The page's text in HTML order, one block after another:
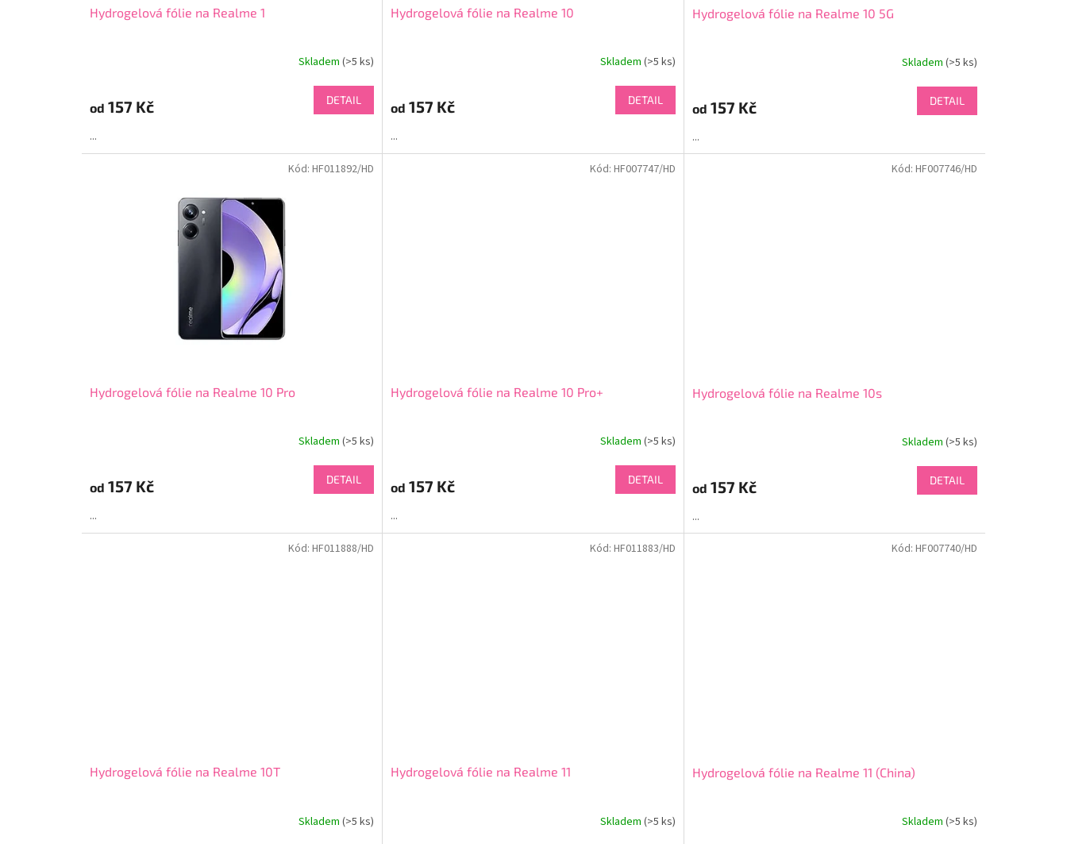
Hydrogelová fólie na Realme 1
Skladem(>5 ks)
od 157 Kč DETAIL
...
Hydrogelová fólie na Realme 10
Skladem (>5 ks)
od 157 Kč DETAIL
...
Hydrogelová fólie na Realme 10 5G
Skladem (>5 ks)
od 157 Kč DETAIL
...
Hydrogelová fólie na Realme 10 Pro
Skladem(>5 ks)
od 157 Kč DETAIL
...
Kód:HF011892/HD
Hydrogelová fólie na Realme 10 Pro+
Skladem (>5 ks)
od 157 Kč DETAIL
...
Kód: HF007747/HD
Hydrogelová fólie na Realme 10s
Skladem (>5 ks)
od 157 Kč DETAIL
...
Kód: HF007746/HD
Hydrogelová fólie na Realme 10T
Skladem(>5 ks)
Kód:HF011888/HD
Hydrogelová fólie na Realme 11
Skladem (>5 ks)
Kód: HF011883/HD
Hydrogelová fólie na Realme 11 (China)
Skladem (>5 ks)
Kód: HF007740/HD